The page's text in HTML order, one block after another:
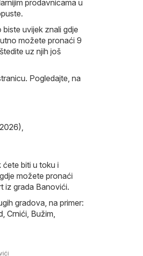
prodavnicama u
uvijek znali gdje
možete pronaći 9
uz njih još
Pogledajte, na
,
ćete biti u toku i
možete pronaći
iz grada Banovići.
gradova, na primer:
, Crnići, Bužim,